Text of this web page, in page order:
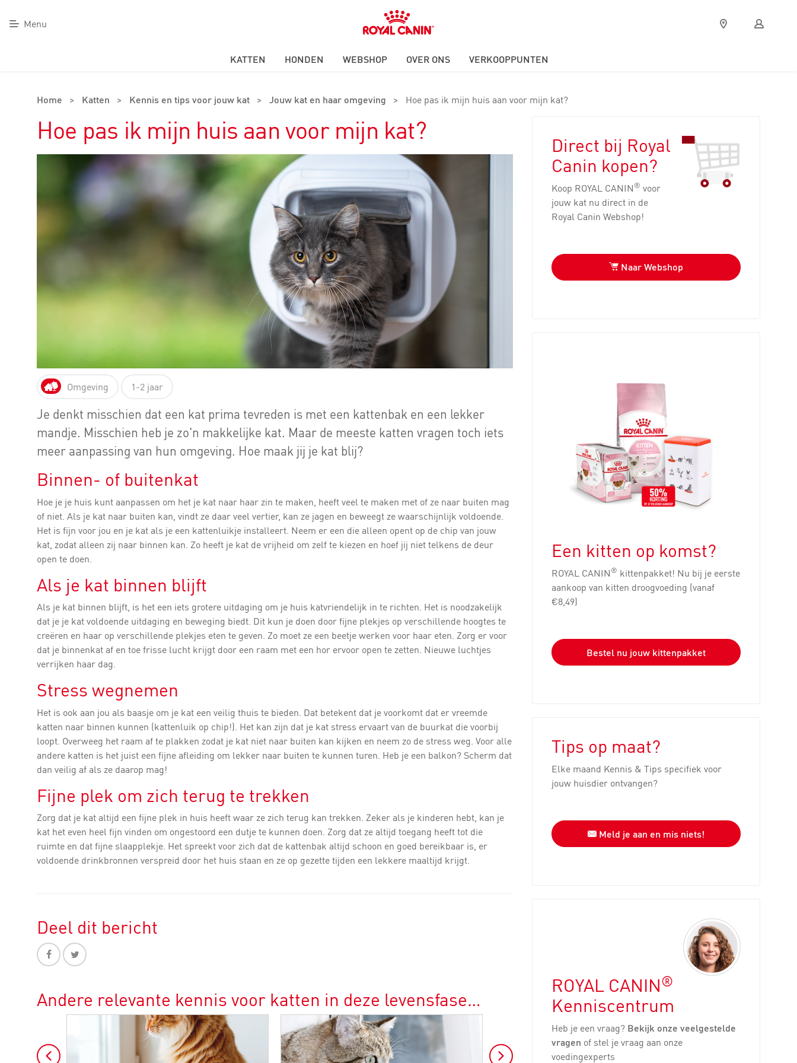
Menu
Royal
Canin
Verkooppunten
Mijn
Royal
KATTEN
HONDEN WEBSHOP OVER ONS VERKOOPPUNTEN
Home > Katten > Kennis en tips voor jouw kat > Jouw kat en haar omgeving > Hoe pas ik mijn huis aan voor mijn kat?
Hoe pas ik mijn huis aan voor mijn kat?
Omgeving 1-2 jaar
Je denkt misschien dat een kat prima tevreden is met een kattenbak en een lekker
mandje. Misschien heb je zo'n makkelijke kat. Maar de meeste katten vragen toch iets
meer aanpassing van hun omgeving. Hoe maak jij je kat blij?
Binnen- of buitenkat
Hoe je je huis kunt aanpassen om het je kat naar haar zin te maken, heeft veel te maken met of ze naar buiten mag
of niet. Als je kat naar buiten kan, vindt ze daar veel vertier, kan ze jagen en beweegt ze waarschijnlijk voldoende.
Het is fijn voor jou en je kat als je een kattenluikje installeert. Neem er een die alleen opent op de chip van jouw
kat, zodat alleen zij naar binnen kan. Zo heeft je kat de vrijheid om zelf te kiezen en hoef jij niet telkens de deur
open te doen.
Als je kat binnen blijft
Als je kat binnen blijft, is het een iets grotere uitdaging om je huis katvriendelijk in te richten. Het is noodzakelijk
dat je je kat voldoende uitdaging en beweging biedt. Dit kun je doen door fijne plekjes op verschillende hoogtes te
creëren en haar op verschillende plekjes eten te geven. Zo moet ze een beetje werken voor haar eten. Zorg er voor
dat je binnenkat af en toe frisse lucht krijgt door een raam met een hor ervoor open te zetten. Nieuwe luchtjes
verrijken haar dag.
Stress wegnemen
Het is ook aan jou als baasje om je kat een veilig thuis te bieden. Dat betekent dat je voorkomt dat er vreemde
katten naar binnen kunnen (kattenluik op chip!). Het kan zijn dat je kat stress ervaart van de buurkat die voorbij
loopt. Overweeg het raam af te plakken zodat je kat niet naar buiten kan kijken en neem zo de stress weg. Voor alle
andere katten is het juist een fijne afleiding om lekker naar buiten te kunnen turen. Heb je een balkon? Scherm dat
dan veilig af als ze daarop mag!
Fijne plek om zich terug te trekken
Zorg dat je kat altijd een fijne plek in huis heeft waar ze zich terug kan trekken. Zeker als je kinderen hebt, kan je
kat het even heel fijn vinden om ongestoord een dutje te kunnen doen. Zorg dat ze altijd toegang heeft tot die
ruimte en dat fijne slaapplekje. Het spreekt voor zich dat de kattenbak altijd schoon en goed bereikbaar is, er
voldoende drinkbronnen verspreid door het huis staan en ze op gezette tijden een lekkere maaltijd krijgt.
Deel dit bericht
Andere relevante kennis voor katten in deze levensfase…
Direct bij Royal
Canin kopen?
Koop ROYAL CANIN® voor
jouw kat nu direct in de
Royal Canin Webshop!
Naar Webshop
Een kitten op komst?
ROYAL CANIN® kittenpakket! Nu bij je eerste
aankoop van kitten droogvoeding (vanaf
€8,49)
Bestel nu jouw kittenpakket
Tips op maat?
Elke maand Kennis & Tips specifiek voor
jouw huisdier ontvangen?
Meld je aan en mis niets!
ROYAL CANIN®
Kenniscentrum
Heb je een vraag? Bekijk onze veelgestelde
vragen of stel je vraag aan onze
voedingexperts